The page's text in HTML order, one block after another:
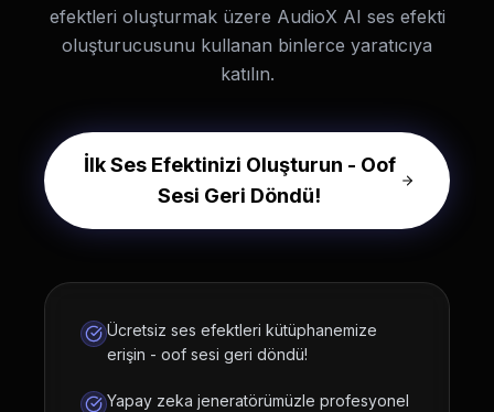
efektleri oluşturmak üzere AudioX AI ses efekti
oluşturucusunu kullanan binlerce yaratıcıya
katılın.
İlk Ses Efektinizi Oluşturun - Oof
Sesi Geri Döndü!
Ücretsiz ses efektleri kütüphanemize
erişin - oof sesi geri döndü!
Yapay zeka jeneratörümüzle profesyonel